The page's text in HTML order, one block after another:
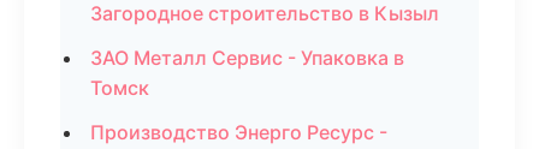
Загородное строительство в Кызыл
ЗАО Металл Сервис - Упаковка в
Томск
Производство Энерго Ресурс -